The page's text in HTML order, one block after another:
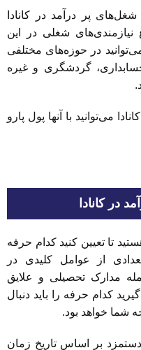
پر درآمد در کانادا
نیازمندی‌های شغلی در این
در حوزه‌های مختلفی
گردشگری و غیره
کانادا می‌توانید با آنها پول پارو
در کانادا
تا تعیین کنید کدام حرفه
از عوامل کلیدی در
مدارک تحصیلی و علایق
کدام حرفه را باید دنبال
شما خواهد بود.
بر اساس تاریخ زمان